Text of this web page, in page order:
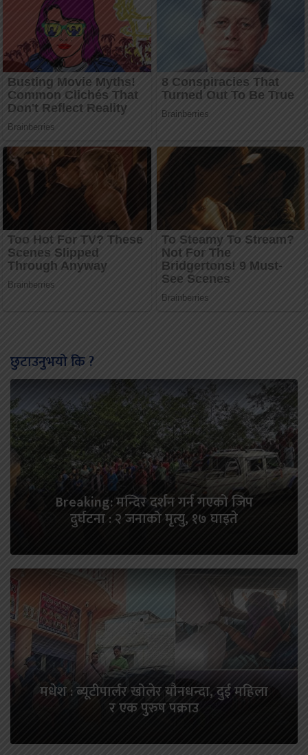
छुटाउनुभयो कि ?
Breaking: मन्दिर दर्शन गर्न गएको जिप
दुर्घटना : २ जनाको मृत्यु, १७ घाइते
मधेश : ब्यूटीपार्लर खोलेर यौनधन्दा, दुई महिला
र एक पुरुष पक्राउ